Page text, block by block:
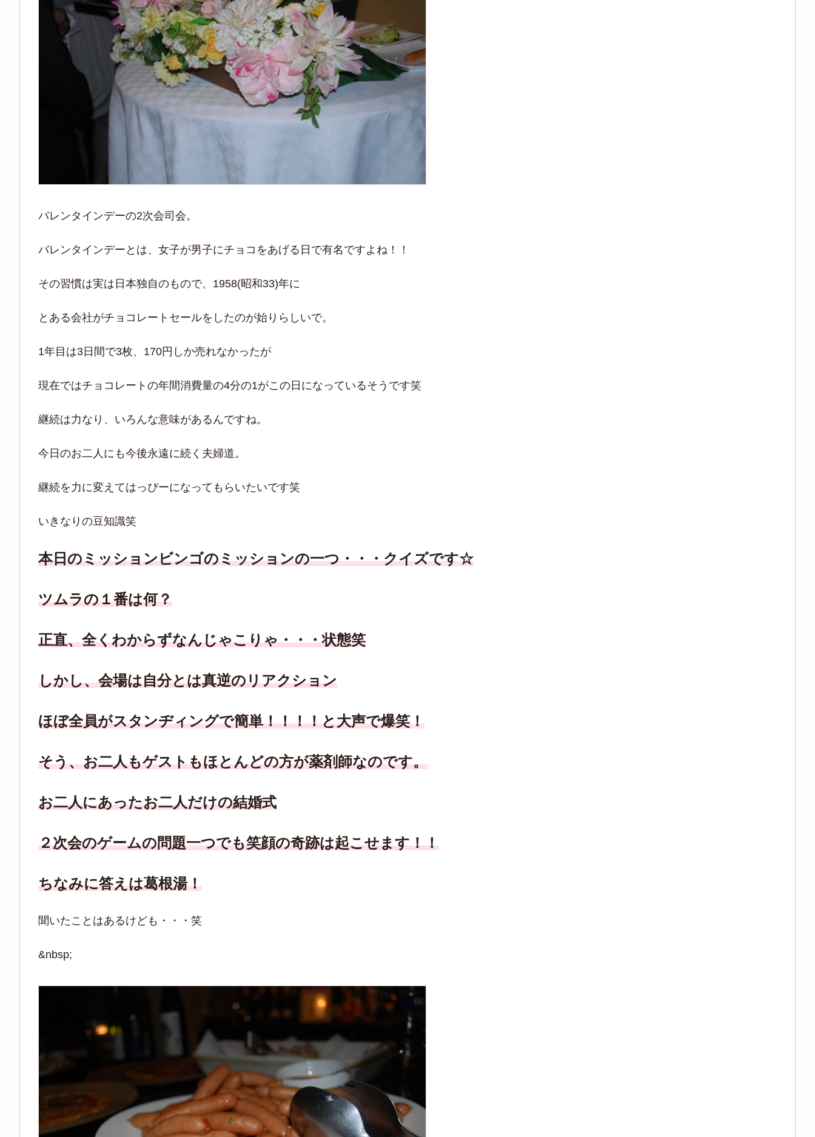
バレンタインデーの2次会司会。
バレンタインデーとは、女子が男子にチョコをあげる日で有名ですよね！！
その習慣は実は日本独自のもので、1958(昭和33)年に
とある会社がチョコレートセールをしたのが始りらしいで。
1年目は3日間で3枚、170円しか売れなかったが
現在ではチョコレートの年間消費量の4分の1がこの日になっているそうです笑
継続は力なり、いろんな意味があるんですね。
今日のお二人にも今後永遠に続く夫婦道。
継続を力に変えてはっぴーになってもらいたいです笑
いきなりの豆知識笑
本日のミッションビンゴのミッションの一つ・・・クイズです☆
ツムラの１番は何？
正直、全くわからずなんじゃこりゃ・・・状態笑
しかし、会場は自分とは真逆のリアクション
ほぼ全員がスタンヂィングで簡単！！！！と大声で爆笑！
そう、お二人もゲストもほとんどの方が薬剤師なのです。
お二人にあったお二人だけの結婚式
２次会のゲームの問題一つでも笑顔の奇跡は起こせます！！
ちなみに答えは葛根湯！
聞いたことはあるけども・・・笑
&nbsp;